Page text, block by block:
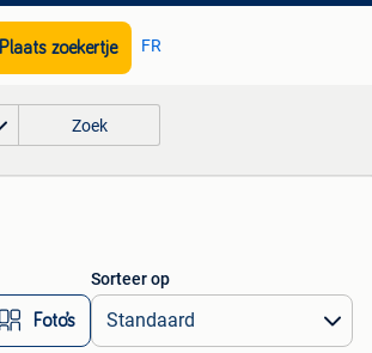
Plaats zoekertje FR
Zoek
Foto’s
Sorteer op